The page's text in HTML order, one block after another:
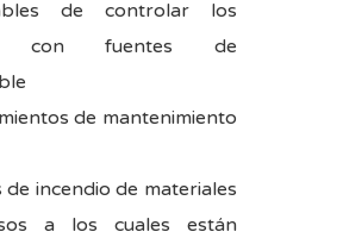
de controlar los
con fuentes de
de mantenimiento
de incendio de materiales
a los cuales están